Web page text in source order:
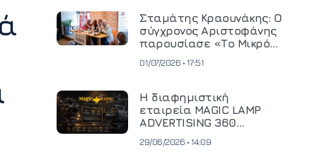
Σταμάτης Κραουνάκης: Ο
σύγχρονος Αριστοφάνης
παρουσίασε «Το Μικρό
01/07/2026 • 17:51
Η διαφημιστική
εταιρεία MAGIC LAMP
ADVERTISING 360
κινηματογραφική
29/06/2026 • 14:09